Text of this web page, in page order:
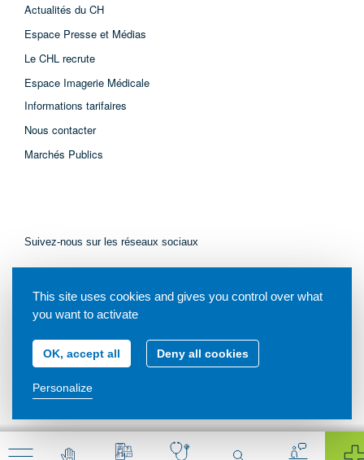
Actualités du CH
Espace Presse et Médias
Le CHL recrute
Espace Imagerie Médicale
Informations tarifaires
Nous contacter
Marchés Publics
Suivez-nous sur les réseaux sociaux
Mentions légales
This site uses cookies and gives you control over what
you want to activate
OK, accept all Deny all cookies
Personalize